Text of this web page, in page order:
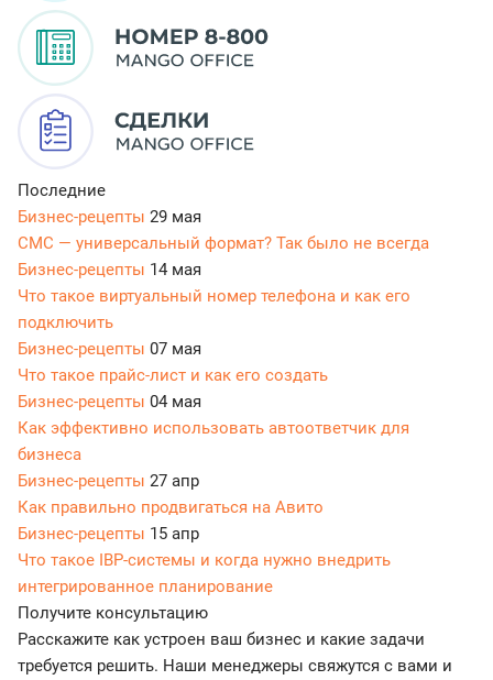
Последние
Бизнес-рецепты 29 мая
СМС — универсальный формат? Так было не всегда
Бизнес-рецепты 14 мая
Что такое виртуальный номер телефона и как его
подключить
Бизнес-рецепты 07 мая
Что такое прайс-лист и как его создать
Бизнес-рецепты 04 мая
Как эффективно использовать автоответчик для
бизнеса
Бизнес-рецепты 27 апр
Как правильно продвигаться на Авито
Бизнес-рецепты 15 апр
Что такое IBP-системы и когда нужно внедрить
интегрированное планирование
Получите консультацию
Расскажите как устроен ваш бизнес и какие задачи
требуется решить. Наши менеджеры свяжутся с вами и